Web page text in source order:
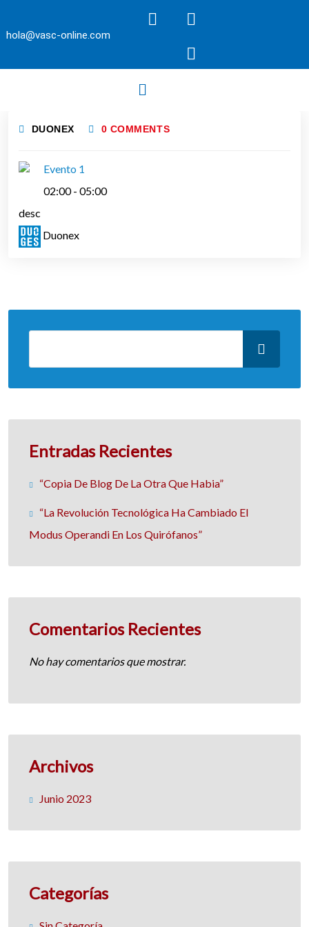
hola@vasc-online.com
DUONEX 0 COMMENTS
Evento 1
02:00- 05:00
desc
Duonex
Entradas Recientes
“Copia De Blog De La Otra Que Habia”
“La Revolución Tecnológica Ha Cambiado El
Modus Operandi En Los Quirófanos”
Comentarios Recientes
No hay comentarios que mostrar.
Archivos
Junio 2023
Categorías